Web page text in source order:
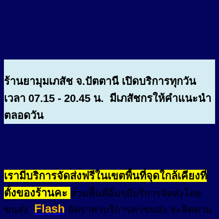
ร้านยามุมเภสัช จ.ปัตตานี เปิดบริการทุกวัน
เวลา 07.15 - 20.45 น. มีเภสัชกรให้คำแนะนำ
ตลอดวัน
เรามีบริการจัดส่งฟรีในเขตพื้นที่จุดใกล้เคียงที่
ตั้งของร้านคะ ส่วนพื้นที่อื่นๆมีบริการจัดส่งโดย
ขนส่ง Flash อัตราค่าบริการค่าขนส่ง จะคิดตาม